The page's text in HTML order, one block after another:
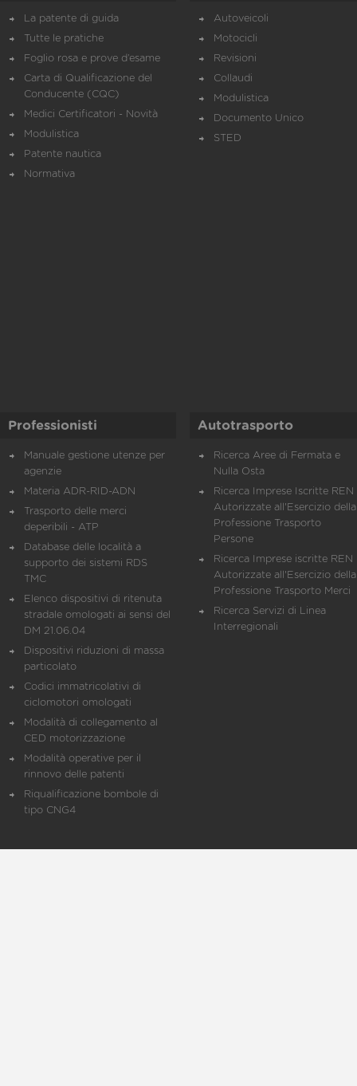
La patente di guida
Tutte le pratiche
Foglio rosa e prove d’esame
Carta di Qualificazione del
Conducente (CQC)
Medici Certificatori - Novità
Modulistica
Patente nautica
Normativa
Autoveicoli
Motocicli
Revisioni
Collaudi
Modulistica
Documento Unico
STED
Professionisti
Manuale gestione utenze per
agenzie
Materia ADR-RID-ADN
Trasporto delle merci
deperibili - ATP
Database delle località a
supporto dei sistemi RDS
TMC
Elenco dispositivi di ritenuta
stradale omologati ai sensi del
DM 21.06.04
Dispositivi riduzioni di massa
particolato
Codici immatricolativi di
ciclomotori omologati
Modalità di collegamento al
CED motorizzazione
Modalità operative per il
rinnovo delle patenti
Riqualificazione bombole di
tipo CNG4
Autotrasporto
Ricerca Aree di Fermata e
Nulla Osta
Ricerca Imprese Iscritte REN
Autorizzate all'Esercizio della
Professione Trasporto
Persone
Ricerca Imprese iscritte REN
Autorizzate all'Esercizio della
Professione Trasporto Merci
Ricerca Servizi di Linea
Interregionali